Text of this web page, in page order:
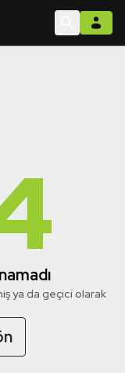
ya da geçici olarak